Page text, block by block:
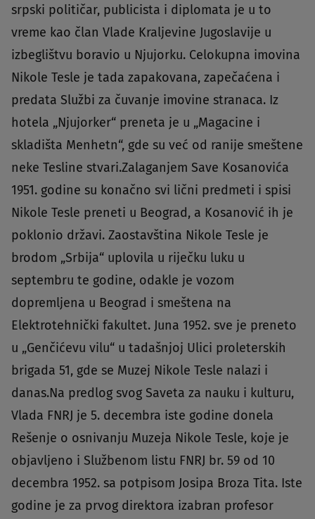
srpski političar, publicista i diplomata je u to
vreme kao član Vlade Kraljevine Jugoslavije u
izbeglištvu boravio u Njujorku. Celokupna imovina
Nikole Tesle je tada zapakovana, zapečaćena i
predata Službi za čuvanje imovine stranaca. Iz
hotela „Njujorker“ preneta je u „Magacine i
skladišta Menhetn“, gde su već od ranije smeštene
neke Tesline stvari.Zalaganjem Save Kosanovića
1951. godine su konačno svi lični predmeti i spisi
Nikole Tesle preneti u Beograd, a Kosanović ih je
poklonio državi. Zaostavština Nikole Tesle je
brodom „Srbija“ uplovila u riječku luku u
septembru te godine, odakle je vozom
dopremljena u Beograd i smeštena na
Elektrotehnički fakultet. Juna 1952. sve je preneto
u „Genčićevu vilu“ u tadašnjoj Ulici proleterskih
brigada 51, gde se Muzej Nikole Tesle nalazi i
danas.Na predlog svog Saveta za nauku i kulturu,
Vlada FNRJ je 5. decembra iste godine donela
Rešenje o osnivanju Muzeja Nikole Tesle, koje je
objavljeno i Službenom listu FNRJ br. 59 od 10
decembra 1952. sa potpisom Josipa Broza Tita. Iste
godine je za prvog direktora izabran profesor